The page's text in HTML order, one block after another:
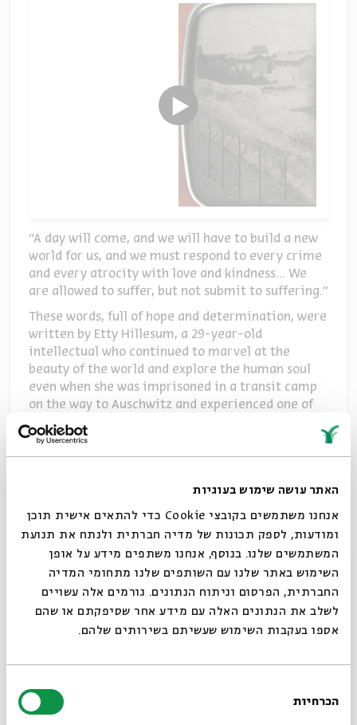
האתר עושה שימוש בעוגיות
אנחנו משתמשים בקובצי Cookie כדי להתאים אישית תוכן
ומודעות, לספק תכונות של מדיה חברתית ולנתח את תנועת
המשתמשים שלנו. בנוסף, אנחנו משתפים מידע על אופן
השימוש באתר שלנו עם השותפים שלנו מתחומי המדיה
החברתית, הפרסום וניתוח הנתונים. גורמים אלה עשויים
לשלב את הנתונים האלה עם מידע אחר שסיפקתם או שהם
אספו בעקבות השימוש שעשיתם בשירותים שלהם.
הסכמה
הכרחיות
“A day will come, and we will have to build a new
world for us, and we must respond to every crime
and every atrocity with love and kindness... We
are allowed to suffer, but not submit to suffering.”
These words, full of hope and determination, were
written by Etty Hillesum, a 29-year-old
intellectual who continued to marvel at the
beauty of the world and explore the human soul
even when she was imprisoned in a transit camp
on the way to Auschwitz and experienced one of
the darkest periods in human history.
turns to the words and life of the writer who
sought to be “the thinking heart of the camp” and
Credits:
Photos and manuscripts courtesy of the Jewish
Museum Collection, Amsterdam
Portrait of Etty Hilsum (F304403): Edited image
Image (FL62844113): Dan Hadani Collection, CC
BY-SA 4.0
סגור